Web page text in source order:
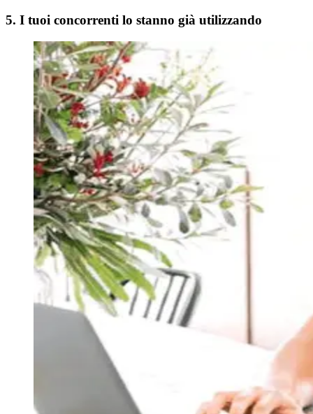
5. I tuoi concorrenti lo stanno già utilizzando